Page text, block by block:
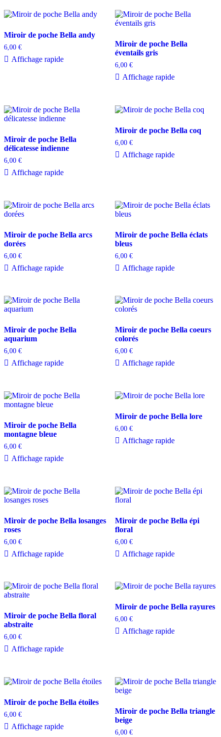
Miroir de poche Bella andy
6,00 €
Affichage rapide
Miroir de poche Bella
éventails gris
6,00 €
Affichage rapide
Miroir de poche Bella
délicatesse indienne
6,00 €
Affichage rapide
Miroir de poche Bella coq
6,00 €
Affichage rapide
Miroir de poche Bella arcs
dorées
6,00 €
Affichage rapide
Miroir de poche Bella éclats
bleus
6,00 €
Affichage rapide
Miroir de poche Bella
aquarium
6,00 €
Affichage rapide
Miroir de poche Bella coeurs
colorés
6,00 €
Affichage rapide
Miroir de poche Bella
montagne bleue
6,00 €
Affichage rapide
Miroir de poche Bella lore
6,00 €
Affichage rapide
Miroir de poche Bella losanges
roses
6,00 €
Affichage rapide
Miroir de poche Bella épi
floral
6,00 €
Affichage rapide
Miroir de poche Bella floral
abstraite
6,00 €
Affichage rapide
Miroir de poche Bella rayures
6,00 €
Affichage rapide
Miroir de poche Bella étoiles
6,00 €
Affichage rapide
Miroir de poche Bella triangle
beige
6,00 €